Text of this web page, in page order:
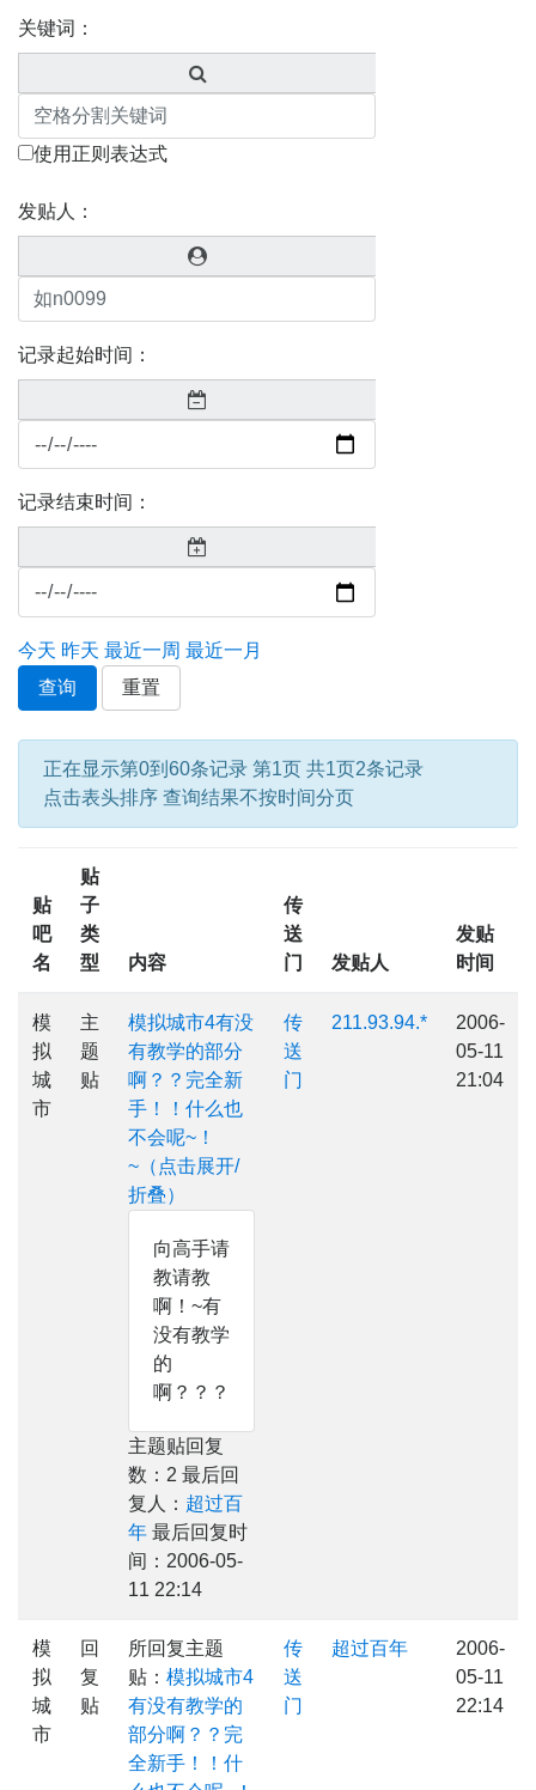
关键词：
使用正则表达式
发贴人：
记录起始时间：
记录结束时间：
今天 昨天 最近一周 最近一月
查询
重置
正在显示第0到60条记录 第1页 共1页2条记录
点击表头排序 查询结果不按时间分页
贴
吧
名
贴
子
类
型
内容
传
送
门
发贴人
发贴
时间
模
拟
城
市
主
题
贴
模拟城市4有没
有教学的部分
啊？？完全新
手！！什么也
不会呢~！
~（点击展开/
折叠）
向高手请
教请教
啊！~有
没有教学
的
啊？？？
主题贴回复
数：2 最后回
复人： 超过百
年 最后回复时
间：2006-05-
11 22:14
传
送
门
211.93.94.*
2006-
05-11
21:04
模
拟
城
市
回
复
贴
所回复主题
贴： 模拟城市4
有没有教学的
部分啊？？完
全新手！！什
传
送
门
超过百年
2006-
05-11
22:14